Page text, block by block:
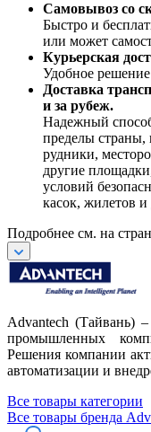
Самовывоз со
Быстро и
или может
Курьерская
Удобное решение
Доставка
и за рубеж.
Надежный
пределы
рудники,
другие
условий
касок, жилетов
Подробнее см. на
Advantech (Тайвань)
промышленных
Решения компании
автоматизации и
Все товары категории
Все товары бренда